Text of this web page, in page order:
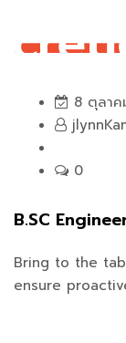
8 ตุลาค
0
B.SC
Bring to the
ensure